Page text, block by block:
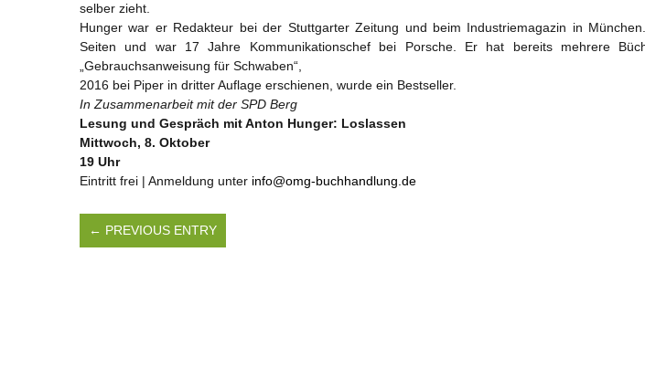
selber zieht.
Hunger war er Redakteur bei der Stuttgarter Zeitung und beim Industriemagazin in
Seiten und war 17 Jahre Kommunikationschef bei Porsche. Er hat bereits mehrere
„Gebrauchsanweisung für Schwaben“,
2016 bei Piper in dritter Auflage erschienen, wurde ein Bestseller.
In Zusammenarbeit mit der SPD Berg
Lesung und Gespräch mit Anton Hunger: Loslassen
Mittwoch, 8. Oktober
19 Uhr
Eintritt frei | Anmeldung unter info@omg-buchhandlung.de
← PREVIOUS ENTRY